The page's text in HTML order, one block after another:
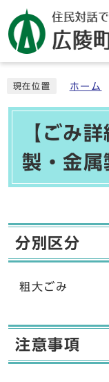
現在位置 ホーム
【ごみ
製・金属
分別区分
粗大ごみ
注意事項